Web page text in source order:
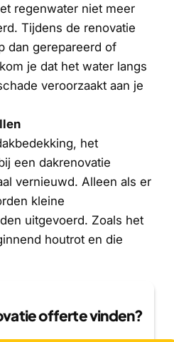
regenwater niet meer
Tijdens de renovatie
dan gerepareerd of
je dat het water langs
veroorzaakt aan je
het
een dakrenovatie
vernieuwd. Alleen als er
kleine
uitgevoerd. Zoals het
houtrot en die
offerte vinden?